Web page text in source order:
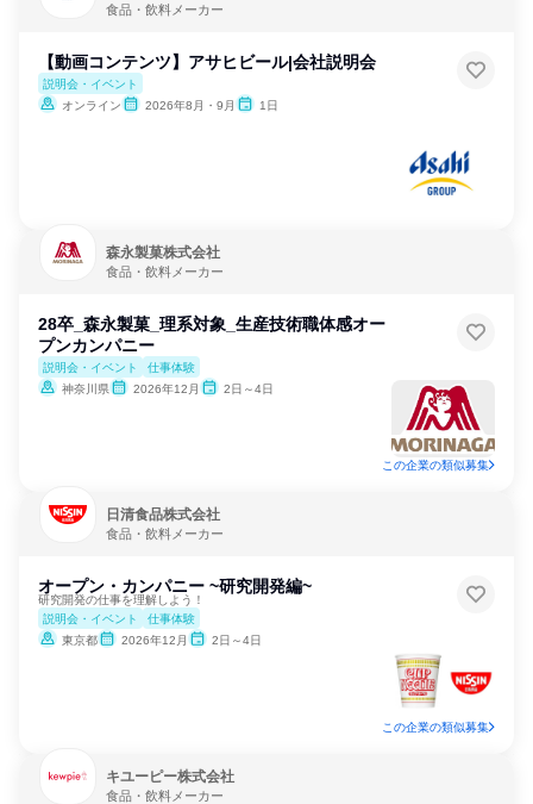
食品・飲料メーカー
【動画コンテンツ】アサヒビール|会社説明会
説明会・イベント
オンライン
2026年8月・9月 1日
森永製菓株式会社
食品・飲料メーカー
28卒_森永製菓_理系対象_生産技術職体感オー
プンカンパニー
説明会・イベント
仕事体験
神奈川県
2026年12月 2日～4日
この企業の類似募集
日清食品株式会社
食品・飲料メーカー
オープン・カンパニー ~研究開発編~
研究開発の仕事を理解しよう！
説明会・イベント
仕事体験
東京都
2026年12月 2日～4日
この企業の類似募集
キユーピー株式会社
食品・飲料メーカー